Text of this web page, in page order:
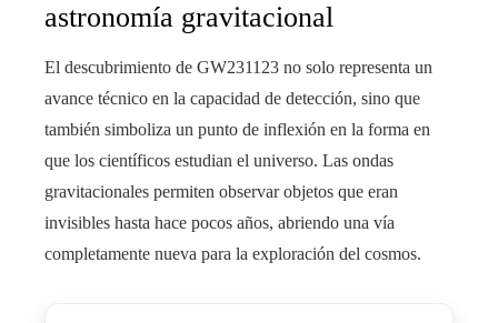
astronomía gravitacional
El descubrimiento de GW231123 no solo representa un
avance técnico en la capacidad de detección, sino que
también simboliza un punto de inflexión en la forma en
que los científicos estudian el universo. Las ondas
gravitacionales permiten observar objetos que eran
invisibles hasta hace pocos años, abriendo una vía
completamente nueva para la exploración del cosmos.